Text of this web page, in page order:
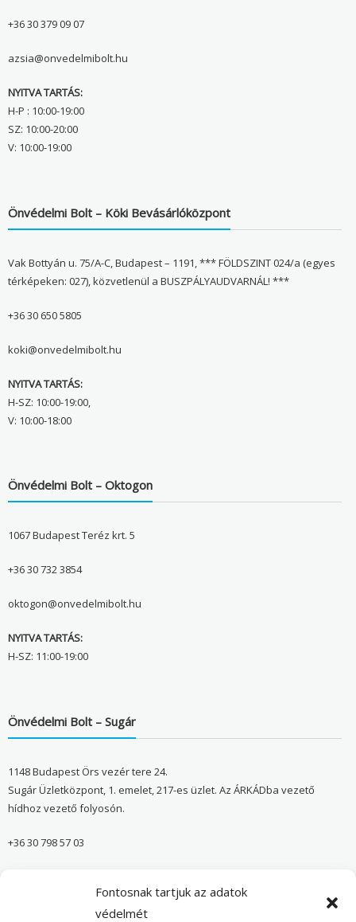
Fontosnak tartjuk az adatok
védelmét
+36 30 379 09 07
azsia@onvedelmibolt.hu
NYITVA TARTÁS:
H-P : 10:00-19:00
SZ: 10:00-20:00
V: 10:00-19:00
Önvédelmi Bolt – Köki Bevásárlóközpont
Vak Bottyán u. 75/A-C, Budapest – 1191, *** FÖLDSZINT 024/a (egyes
térképeken: 027), közvetlenül a BUSZPÁLYAUDVARNÁL! ***
+36 30 650 5805
koki@onvedelmibolt.hu
NYITVA TARTÁS:
H-SZ: 10:00-19:00,
V: 10:00-18:00
Önvédelmi Bolt – Oktogon
1067 Budapest Teréz krt. 5
+36 30 732 3854
oktogon@onvedelmibolt.hu
NYITVA TARTÁS:
H-SZ: 11:00-19:00
Önvédelmi Bolt – Sugár
1148 Budapest Örs vezér tere 24.
Sugár Üzletközpont, 1. emelet, 217-es üzlet. Az ÁRKÁDba vezető
hídhoz vezető folyosón.
+36 30 798 57 03